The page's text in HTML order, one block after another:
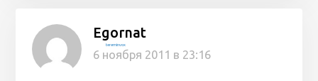
Egornat
tereminvox
6 ноября 2011 в 23:16